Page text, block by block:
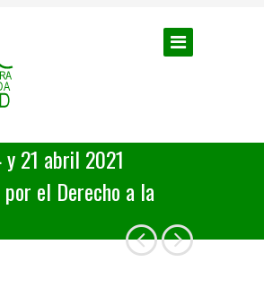
y 21 abril 2021
por el Derecho a la